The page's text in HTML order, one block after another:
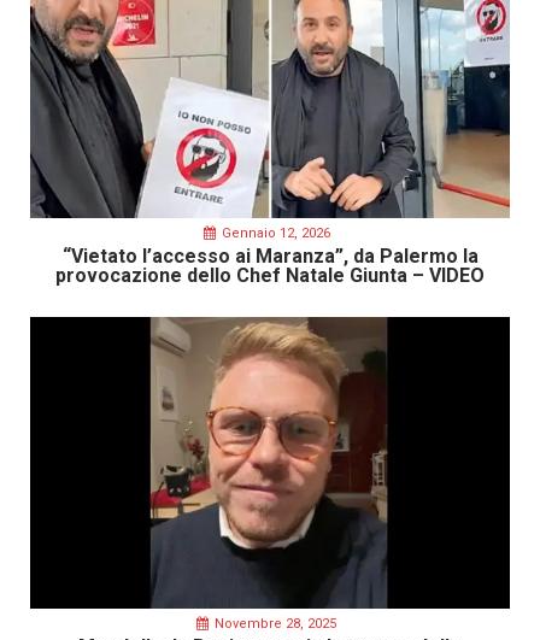
Gennaio 12, 2026
“Vietato l’accesso ai Maranza”, da Palermo la
provocazione dello Chef Natale Giunta – VIDEO
Novembre 28, 2025